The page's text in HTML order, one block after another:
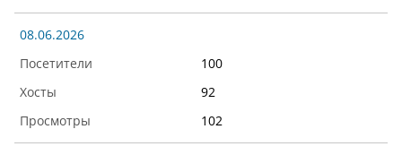
08.06.2026
100
92
102